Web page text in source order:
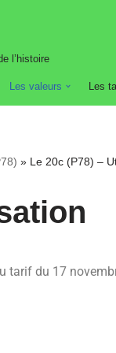
l’histoire
Les valeurs Les
» Le 20c (P78) –
tarif du 17